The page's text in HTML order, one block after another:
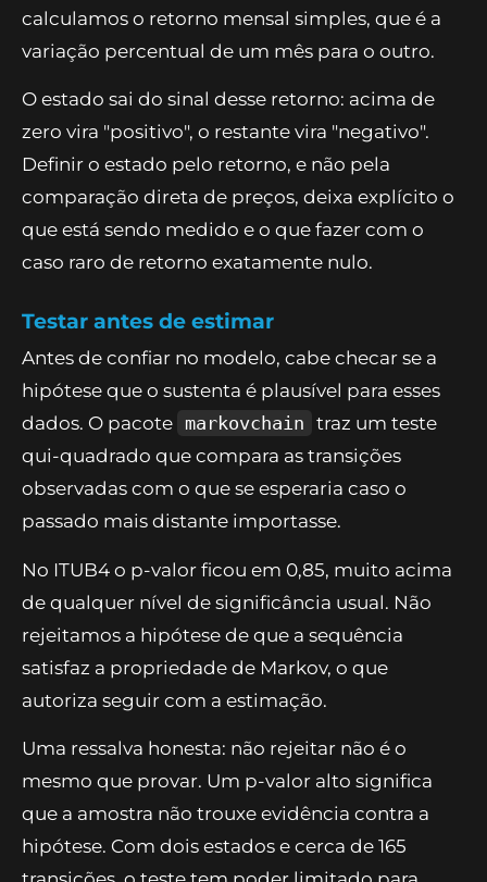
calculamos o retorno mensal simples, que é a
variação percentual de um mês para o outro.
O estado sai do sinal desse retorno: acima de
zero vira "positivo", o restante vira "negativo".
Definir o estado pelo retorno, e não pela
comparação direta de preços, deixa explícito o
que está sendo medido e o que fazer com o
caso raro de retorno exatamente nulo.
Testar antes de estimar
Antes de confiar no modelo, cabe checar se a
hipótese que o sustenta é plausível para esses
dados. O pacote markovchain traz um teste
qui-quadrado que compara as transições
observadas com o que se esperaria caso o
passado mais distante importasse.
No ITUB4 o p-valor ficou em 0,85, muito acima
de qualquer nível de significância usual. Não
rejeitamos a hipótese de que a sequência
satisfaz a propriedade de Markov, o que
autoriza seguir com a estimação.
Uma ressalva honesta: não rejeitar não é o
mesmo que provar. Um p-valor alto significa
que a amostra não trouxe evidência contra a
hipótese. Com dois estados e cerca de 165